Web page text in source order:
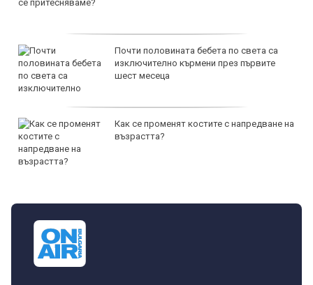
Почти половината бебета по света са
изключително кърмени през първите
шест месеца
Как се променят костите с напредване на
възрастта?